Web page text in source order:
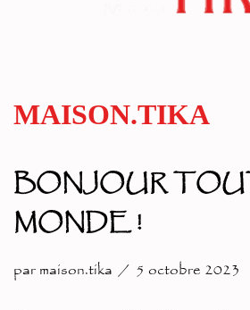
MAISON.TIKA
BONJOUR
MONDE !
parmaison.tika 5 octobre 2023